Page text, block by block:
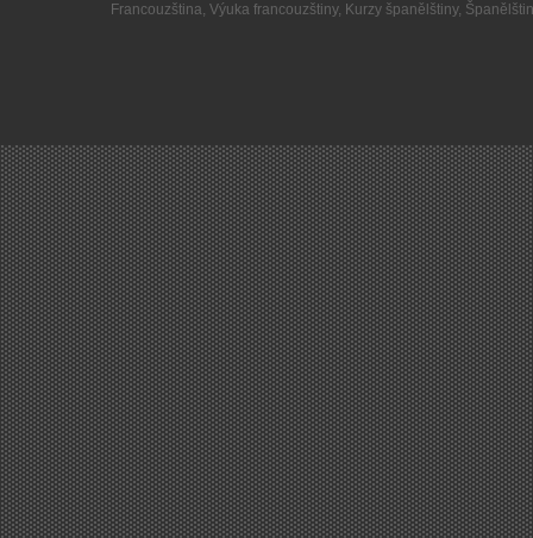
Francouzština,Výuka francouzštiny, Kurzy španělštiny,